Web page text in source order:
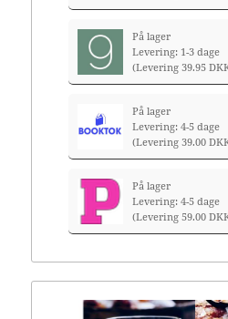
På lager
Levering: 1-3 dage
(Levering 39.95
På lager
Levering: 4-5 dage
(Levering 39.00
På lager
Levering: 4-5 dage
(Levering 59.00